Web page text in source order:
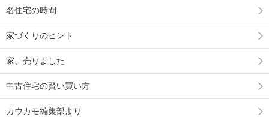
名住宅の時間
家づくりのヒント
家、売りました
中古住宅の賢い買い方
カウカモ編集部より